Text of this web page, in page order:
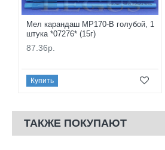
Мел карандаш MP170-B голубой, 1
штука *07276* (15г)
87.36р.
Купить
ТАКЖЕ ПОКУПАЮТ